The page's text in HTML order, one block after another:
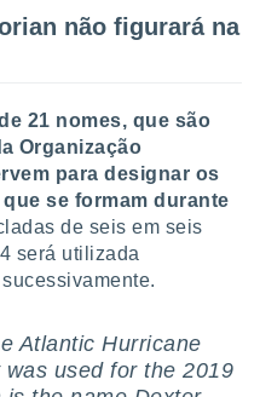
não figurará na
21 nomes, que são
Organização
para designar os
se formam durante
de seis em seis
será utilizada
Atlantic Hurricane
used for the 2019